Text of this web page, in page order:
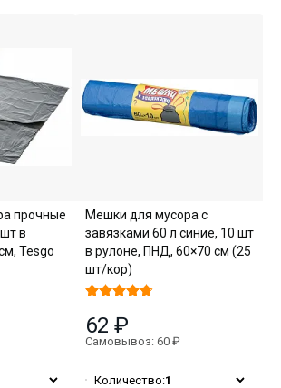
прочные
в
Tesgo
Мешки для мусора с
завязками 60 л синие, 10 шт
в рулоне, ПНД, 60×70 см (25
шт/кор)
62 ₽
Самовывоз: 60 ₽
Количество:1